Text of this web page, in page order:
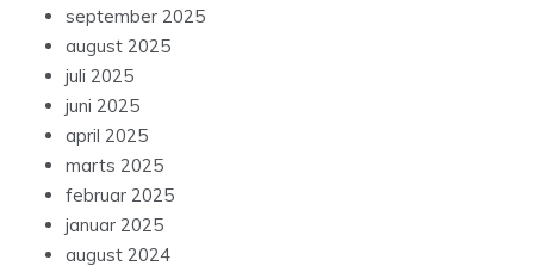
september 2025
august 2025
juli 2025
juni 2025
april 2025
marts 2025
februar 2025
januar 2025
august 2024